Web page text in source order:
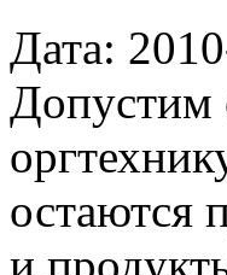
Дата:
Допустим
остаются
и